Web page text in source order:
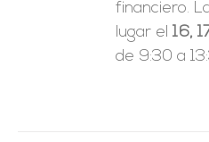
financiero.
lugar el16,
de 9:30 a